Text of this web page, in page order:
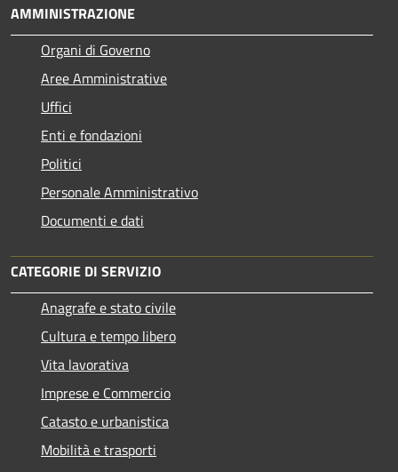
AMMINISTRAZIONE
Organi di Governo
Aree Amministrative
Uffici
Enti e fondazioni
Politici
Personale Amministrativo
Documenti e dati
CATEGORIE DI SERVIZIO
Anagrafe e stato civile
Cultura e tempo libero
Vita lavorativa
Imprese e Commercio
Catasto e urbanistica
Mobilità e trasporti